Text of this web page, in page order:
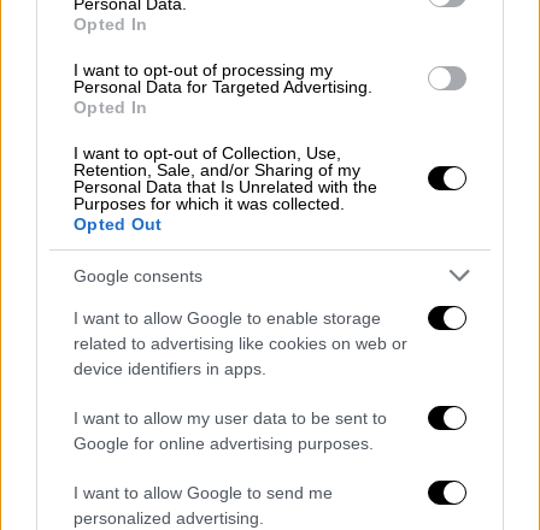
Opted In
I want to opt-out of processing my
Personal Data for Targeted Advertising.
Opted In
I want to opt-out of Collection, Use,
Retention, Sale, and/or Sharing of my
Personal Data that Is Unrelated with the
Purposes for which it was collected.
Opted Out
Google consents
I want to allow Google to enable storage
related to advertising like cookies on web or
device identifiers in apps.
I want to allow my user data to be sent to
Google for online advertising purposes.
I want to allow Google to send me
personalized advertising.
τελειώσει ο πόλεμος (αν θα μπορούσατε καν
υπόψη ότι είμαι ίσως το λιγότερο πιεσμένο
άτομο που βρέθηκε ποτέ σε αυτή τη θέση
Έχω όλο τον χρόνο στον κόσμο, αλλά το Ιράν
όχι - Ο χρόνος τρέχει!Ο λόγος που ορισμένα
από τα μέσα ενημέρωσης τα πάνε τόσο
άσχημα με τους συνδρομητές και τους
τηλεθεατές είναι επειδή δεν έχουν πλέον
αξιοπιστία.Το Ναυτικό του Ιράν βρίσκεται
στον πάτο της θάλασσας, η Πολεμική
Αεροπορία τους έχει κατεδαφιστεί, τα
αντιαεροπορικά τους όπλα και τα ραντάρ
τους έχουν εξαφανιστεί, οι ηγέτες τους δεν
είναι πλέον μαζί μας, ο αποκλεισμός είναι
αεροστεγής και ισχυρός και, από εκεί και